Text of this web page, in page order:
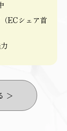
ECシェア首
＞